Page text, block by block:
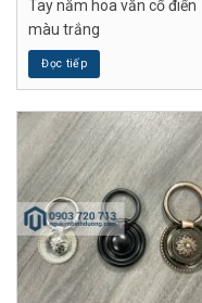
Tay nắm hoa văn cổ điển
màu trắng
Đọc tiếp